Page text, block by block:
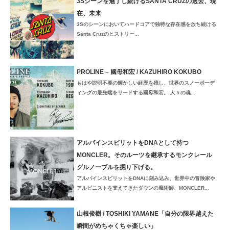
在、未来
3Sのシーンにおいてハードコアで独特な存在感を放ち続ける
Santa Cruzのヒストリー...
PROLINE – 國母和宏 / KAZUHIRO KOKUBO
もはや説明不要の輝かしい経歴を残し、世界のスノーボーデ
ィングの最先端をリードする國母和宏。 人々の魂...
アルパインスピリットをDNAとして持つ
MONCLER。そのルーツを継承するモンクレール
グルノーブルを掘り下げる。
アルパインスピリットをDNAに刻み込み、世界中の冒険家や
アルピニストを支えてきたダウンの魔術師、MONCLER...
山根俊樹 / TOSHIKI YAMANE「自分の限界越えた
瞬間がめちゃくちゃ楽しい」